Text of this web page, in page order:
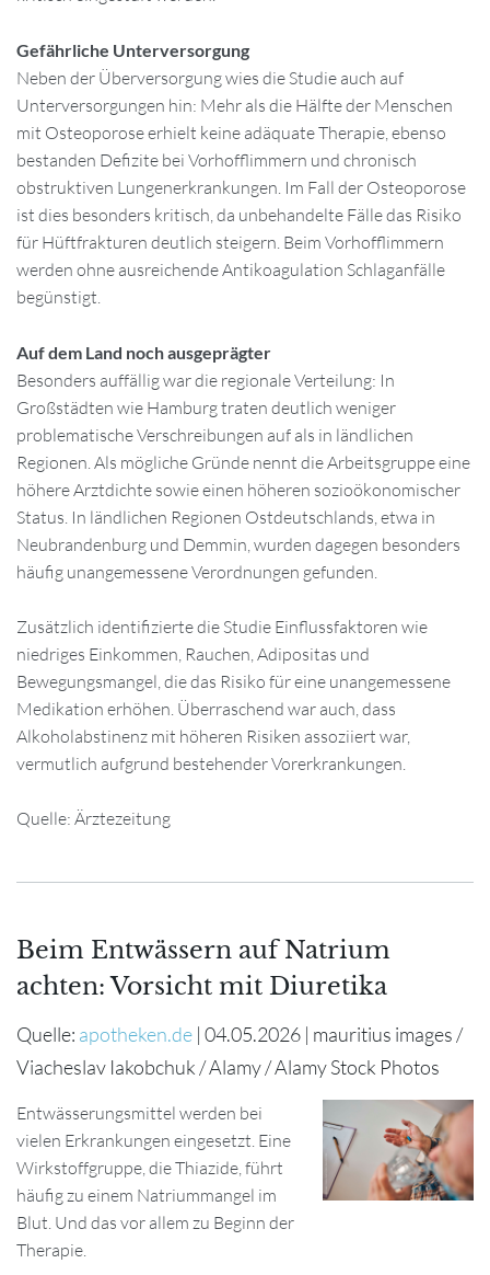
Gefährliche Unterversorgung
Neben der Überversorgung wies die Studie auch auf
Unterversorgungen hin: Mehr als die Hälfte der Menschen
mit Osteoporose erhielt keine adäquate Therapie, ebenso
bestanden Defizite bei Vorhofflimmern und chronisch
obstruktiven Lungenerkrankungen. Im Fall der Osteoporose
ist dies besonders kritisch, da unbehandelte Fälle das Risiko
für Hüftfrakturen deutlich steigern. Beim Vorhofflimmern
werden ohne ausreichende Antikoagulation Schlaganfälle
begünstigt.
Auf dem Land noch ausgeprägter
Besonders auffällig war die regionale Verteilung: In
Großstädten wie Hamburg traten deutlich weniger
problematische Verschreibungen auf als in ländlichen
Regionen. Als mögliche Gründe nennt die Arbeitsgruppe eine
höhere Arztdichte sowie einen höheren sozioökonomischer
Status. In ländlichen Regionen Ostdeutschlands, etwa in
Neubrandenburg und Demmin, wurden dagegen besonders
häufig unangemessene Verordnungen gefunden.
Zusätzlich identifizierte die Studie Einflussfaktoren wie
niedriges Einkommen, Rauchen, Adipositas und
Bewegungsmangel, die das Risiko für eine unangemessene
Medikation erhöhen. Überraschend war auch, dass
Alkoholabstinenz mit höheren Risiken assoziiert war,
vermutlich aufgrund bestehender Vorerkrankungen.
Quelle: Ärztezeitung
Beim Entwässern auf Natrium
achten: Vorsicht mit Diuretika
Quelle: apotheken.de | 04.05.2026 | mauritius images /
Viacheslav Iakobchuk / Alamy / Alamy Stock Photos
Entwässerungsmittel werden bei
vielen Erkrankungen eingesetzt. Eine
Wirkstoffgruppe, die Thiazide, führt
häufig zu einem Natriummangel im
Blut. Und das vor allem zu Beginn der
Therapie.